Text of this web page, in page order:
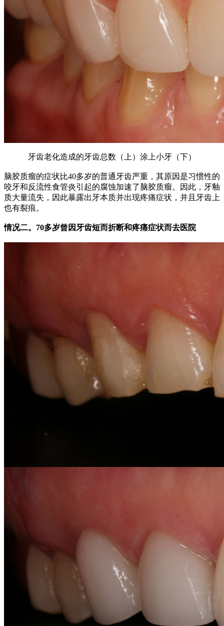
牙齿老化造成的牙齿总数（上）涂上小牙（下）
脑胶质瘤的症状比40多岁的普通牙齿严重，其原因是习惯性的
咬牙和反流性食管炎引起的腐蚀加速了脑胶质瘤。
因此，牙釉
质大量流失，因此暴露出牙本质并出现疼痛症状，并且牙齿上
也有裂痕。
情况二。 70多岁曾因牙齿短而折断和疼痛症状而去医院